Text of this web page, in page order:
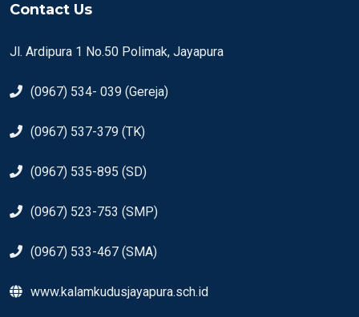
Contact Us
Jl. Ardipura 1 No.50 Polimak, Jayapura
(0967) 534- 039 (Gereja)
(0967) 537-379 (TK)
(0967) 535-895 (SD)
(0967) 523-753 (SMP)
(0967) 533-467 (SMA)
www.kalamkudusjayapura.sch.id